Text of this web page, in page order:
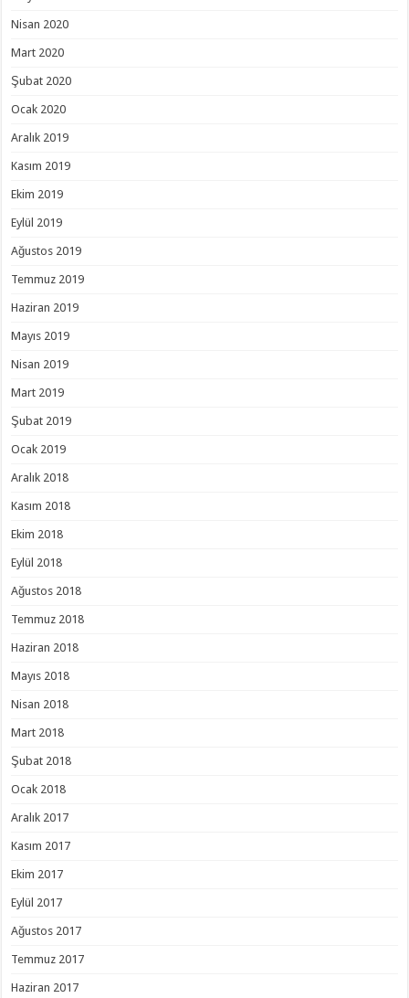
Nisan 2020
Mart 2020
Şubat 2020
Ocak 2020
Aralık 2019
Kasım 2019
Ekim 2019
Eylül 2019
Ağustos 2019
Temmuz 2019
Haziran 2019
Mayıs 2019
Nisan 2019
Mart 2019
Şubat 2019
Ocak 2019
Aralık 2018
Kasım 2018
Ekim 2018
Eylül 2018
Ağustos 2018
Temmuz 2018
Haziran 2018
Mayıs 2018
Nisan 2018
Mart 2018
Şubat 2018
Ocak 2018
Aralık 2017
Kasım 2017
Ekim 2017
Eylül 2017
Ağustos 2017
Temmuz 2017
Haziran 2017